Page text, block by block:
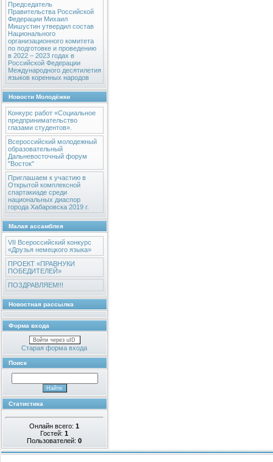
Председатель
Правительства Российской
Федерации Михаил
Мишустин утвердил состав
Национального
организационного комитета
по подготовке и проведению
в 2022 – 2023 годах в
Российской Федерации
Международного десятилетия
языков коренных народов
Новости Молодёжки
Конкурс работ «Социальное
предпринимательство
глазами студентов».
Всероссийский молодежный
образовательный
Дальневосточный форум
"Восток"
Приглашаем к участию в
Открытой комплексной
спартакиаде среди
национальных диаспор
города Хабаровска 2019 г.
Малая ассамблея
VII Всероссийский конкурс
«Друзья немецкого языка»
ПРОЕКТ «ПРАВНУКИ
ПОБЕДИТЕЛЕЙ»
ПОЗДРАВЛЯЕМ!!!
Новостная рассылка
Форма входа
Войти через uID
Старая форма входа
Поиск
Статистика
Онлайн всего:1
Гостей:1
Пользователей:0